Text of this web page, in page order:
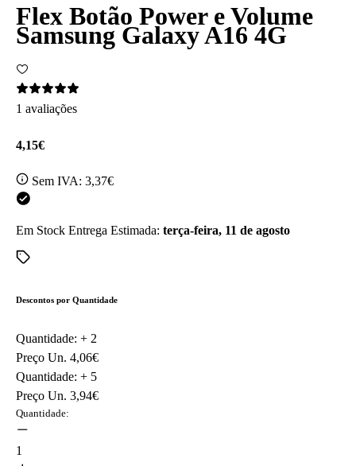
Flex Botão Power e Volume
Samsung Galaxy A16 4G
1 avaliações
4,15€
Sem IVA: 3,37€
Em Stock Entrega Estimada: terça-feira, 11 de agosto
Descontos por Quantidade
Quantidade: + 2
Preço Un. 4,06€
Quantidade: + 5
Preço Un. 3,94€
Quantidade:
1